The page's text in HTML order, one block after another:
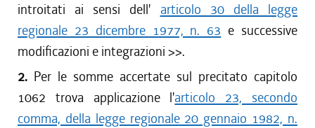
introitati ai sensi dell' articolo 30 della legge
regionale 23 dicembre 1977, n. 63 e successive
modificazioni e integrazioni >>.
2. Per le somme accertate sul precitato capitolo
1062 trova applicazione l'articolo 23, secondo
comma, della legge regionale 20 gennaio 1982, n.